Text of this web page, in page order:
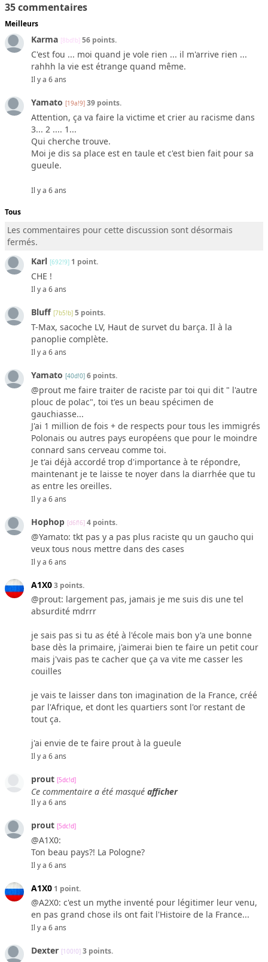
35 commentaires
Meilleurs
Karma [8bd!b] 56 points.
C'est fou ... moi quand je vole rien ... il m'arrive rien ...
rahhh la vie est étrange quand même.
Il y a 6 ans
Yamato [19a!9] 39 points.
Attention, ça va faire la victime et crier au racisme dans
3... 2 .... 1...
Qui cherche trouve.
Moi je dis sa place est en taule et c'est bien fait pour sa
gueule.
Il y a 6 ans
Tous
Les commentaires pour cette discussion sont désormais
fermés.
Karl [692!9] 1 point.
CHE !
Il y a 6 ans
Bluff [7b5!b] 5 points.
T-Max, sacoche LV, Haut de survet du barça. Il à la
panoplie complète.
Il y a 6 ans
Yamato [40d!0] 6 points.
@prout me faire traiter de raciste par toi qui dit " l'autre
plouc de polac", toi t'es un beau spécimen de
gauchiasse...
J'ai 1 million de fois + de respects pour tous les immigrés
Polonais ou autres pays européens que pour le moindre
connard sans cerveau comme toi.
Je t'ai déjà accordé trop d'importance à te répondre,
maintenant je te laisse te noyer dans la diarrhée que tu
as entre les oreilles.
Il y a 6 ans
Hophop [d6f!6] 4 points.
@Yamato: tkt pas y a pas plus raciste qu un gaucho qui
veux tous nous mettre dans des cases
Il y a 6 ans
A1X03 points.
@prout: largement pas, jamais je me suis dis une tel
absurdité mdrrr
je sais pas si tu as été à l'école mais bon y'a une bonne
base dès la primaire, j'aimerai bien te faire un petit cour
mais j'vais pas te cacher que ça va vite me casser les
couilles
je vais te laisser dans ton imagination de la France, créé
par l'Afrique, et dont les quartiers sont l'or restant de
tout ça.
j'ai envie de te faire prout à la gueule
Il y a 6 ans
prout [5dc!d]
Ce commentaire a été masqué afficher
Il y a 6 ans
prout [5dc!d]
@A1X0:
Ton beau pays?! La Pologne?
Il y a 6 ans
A1X0 1 point.
@A2X0: c'est un mythe inventé pour légitimer leur venu,
en pas grand chose ils ont fait l'Histoire de la France...
Il y a 6 ans
Dexter [100!0] 3 points.